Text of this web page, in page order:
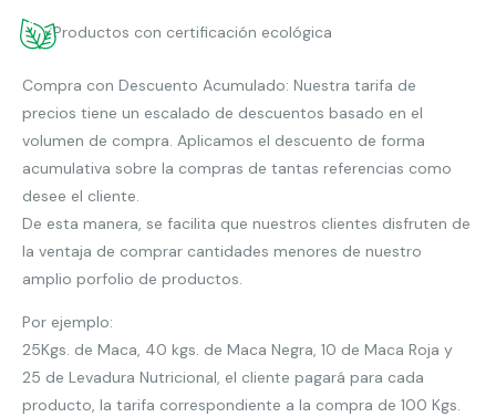
Productos con certificación ecológica
Compra con Descuento Acumulado: Nuestra tarifa de
precios tiene un escalado de descuentos basado en el
volumen de compra. Aplicamos el descuento de forma
acumulativa sobre la compras de tantas referencias como
desee el cliente.
De esta manera, se facilita que nuestros clientes disfruten de
la ventaja de comprar cantidades menores de nuestro
amplio porfolio de productos.
Por ejemplo:
25Kgs. de Maca, 40 kgs. de Maca Negra, 10 de Maca Roja y
25 de Levadura Nutricional, el cliente pagará para cada
producto, la tarifa correspondiente a la compra de 100 Kgs.